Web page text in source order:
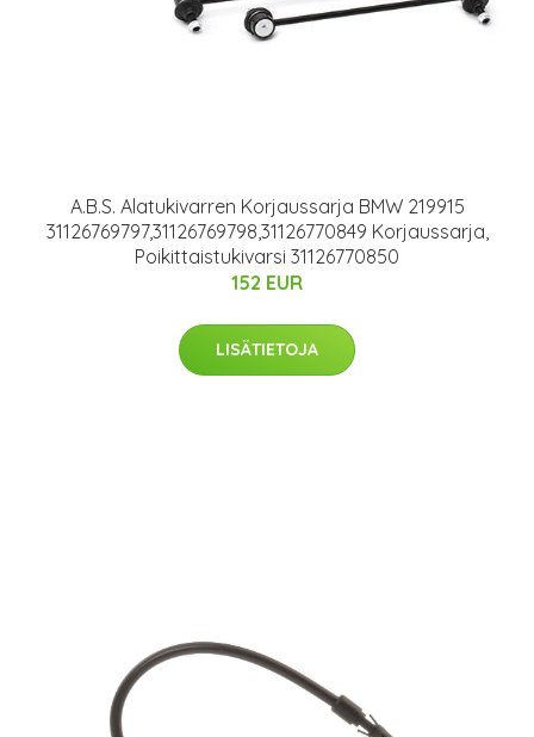
A.B.S. Alatukivarren Korjaussarja BMW 219915
31126769797,31126769798,31126770849 Korjaussarja,
Poikittaistukivarsi 31126770850
152 EUR
LISÄTIETOJA